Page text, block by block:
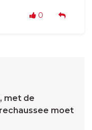
0
met de
moet